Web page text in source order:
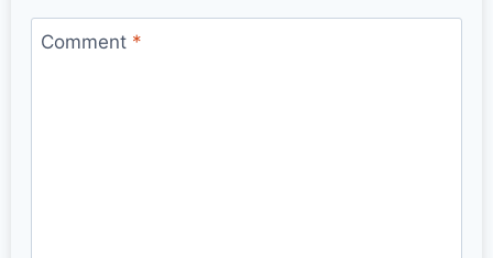
Comment *